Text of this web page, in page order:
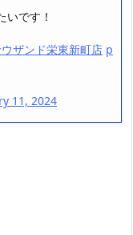
いです！
ザンド栄東新町店 p
11, 2024